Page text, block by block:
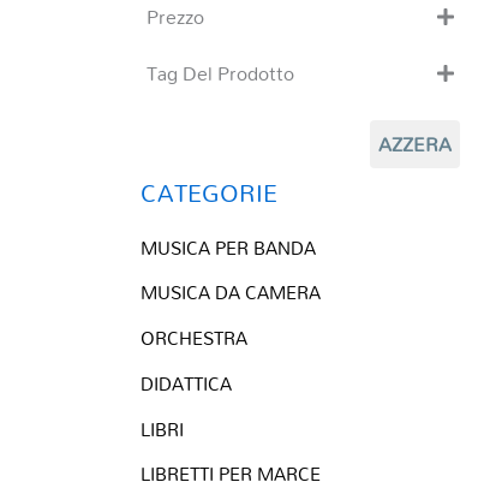
Prezzo
Tag Del Prodotto
Composizioni originali
QR base
QR esecuzione
AZZERA
CATEGORIE
MUSICA PER BANDA
MUSICA DA CAMERA
ORCHESTRA
DIDATTICA
LIBRI
LIBRETTI PER MARCE